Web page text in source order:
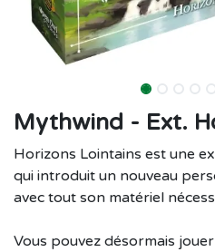
Mythwind - Ext.
Horizons Lointains est une
qui introduit un nouveau
avec tout son matériel
Vous pouvez désormais